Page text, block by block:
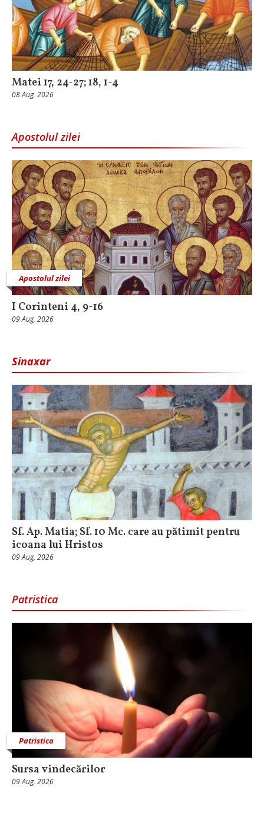
Matei 17, 24-27; 18, 1-4
08 Aug, 2026
Apostolul zilei
Apostolul zilei
I Corinteni 4, 9-16
09 Aug, 2026
Sinaxar
Sf. Ap. Matia; Sf. 10 Mc. care au pătimit pentru
icoana lui Hristos
09 Aug, 2026
Patristica
Patristica
Sursa vindecărilor
09 Aug, 2026